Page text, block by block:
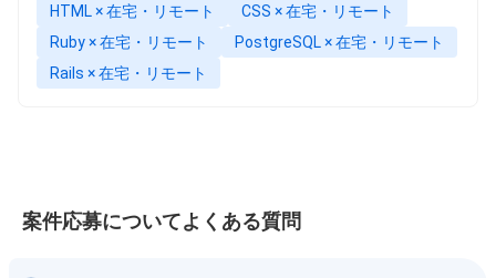
HTML × 在宅・リモート
CSS × 在宅・リモート
Ruby × 在宅・リモート
PostgreSQL × 在宅・リモート
Rails × 在宅・リモート
案件応募についてよくある質問